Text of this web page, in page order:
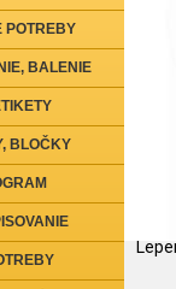
POTREBY
BALENIE
BLOČKY